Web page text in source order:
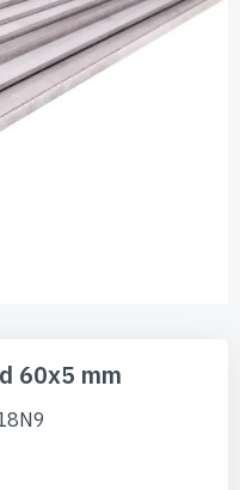
60x5 mm